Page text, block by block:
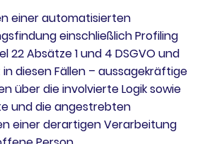
einer automatisierten
einschließlich Profiling
22 Absätze 1 und 4 DSGVO und
diesen Fällen – aussagekräftige
über die involvierte Logik sowie
und die angestrebten
einer derartigen Verarbeitung